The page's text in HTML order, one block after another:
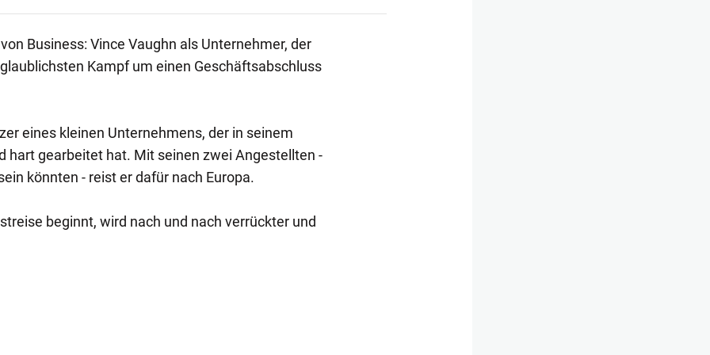
Business: Vince Vaughn als Unternehmer, der
Kampf um einen Geschäftsabschluss
eines kleinen Unternehmens, der in seinem
hart gearbeitet hat. Mit seinen zwei Angestellten -
könnten - reist er dafür nach Europa.
beginnt, wird nach und nach verrückter und